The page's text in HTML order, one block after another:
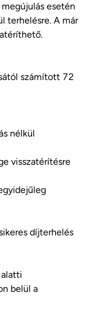
esetén
terhelésre. A már
számított 72
nélkül
visszatérítésre
díjterhelés
belül a